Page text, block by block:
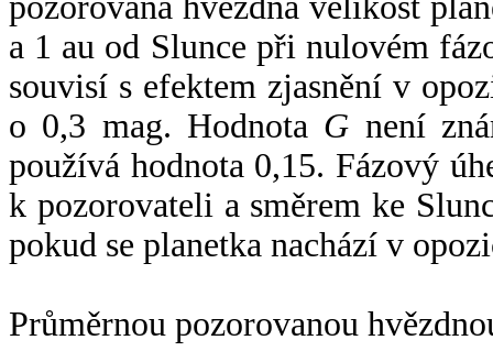
a 1 au od Slunce při nulovém
souvisí s efektem zjasnění v
o 0,3 mag. Hodnota G není
používá hodnota 0,15. Fázový
k pozorovateli a směrem ke
pokud se planetka nachází v
Průměrnou pozorovanou